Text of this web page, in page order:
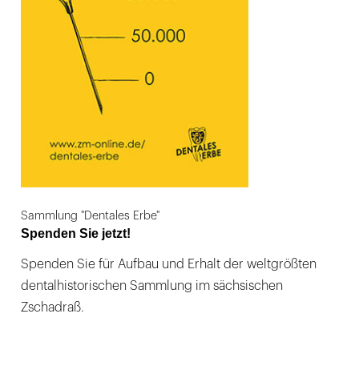
Sammlung "Dentales Erbe"
Spenden Sie jetzt!
Spenden Sie für Aufbau und Erhalt der weltgrößten
dentalhistorischen Sammlung im sächsischen
Zschadraß.